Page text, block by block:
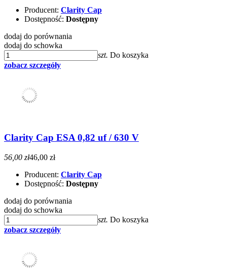
Producent: Clarity Cap
Dostępność: Dostępny
dodaj do porównania
dodaj do schowka
szt. Do koszyka
zobacz szczegóły
Clarity Cap ESA 0,82 uf / 630 V
56,00 zł46,00 zł
Producent: Clarity Cap
Dostępność: Dostępny
dodaj do porównania
dodaj do schowka
szt. Do koszyka
zobacz szczegóły